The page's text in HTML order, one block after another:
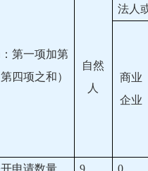
第一项加第
四项之和）
自然
人
法人
商业
企业
申请数量 9
0